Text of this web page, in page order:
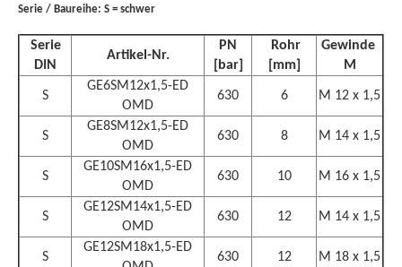
Serie / Baureihe: S = schwer
Serie
DIN
Artikel-Nr.
PN
[bar]
 Rohr
[mm]
Gewinde
M
S
GE6SM12x1,5-ED
OMD
630 6 M 12 x 1,5
S
GE8SM12x1,5-ED
OMD
630 8 M 14 x 1,5
S
GE10SM16x1,5-ED
OMD
630 10 M 16 x 1,5
S
GE12SM14x1,5-ED
OMD
630 12 M 14 x 1,5
S
GE12SM18x1,5-ED
630 12 M 18 x 1,5